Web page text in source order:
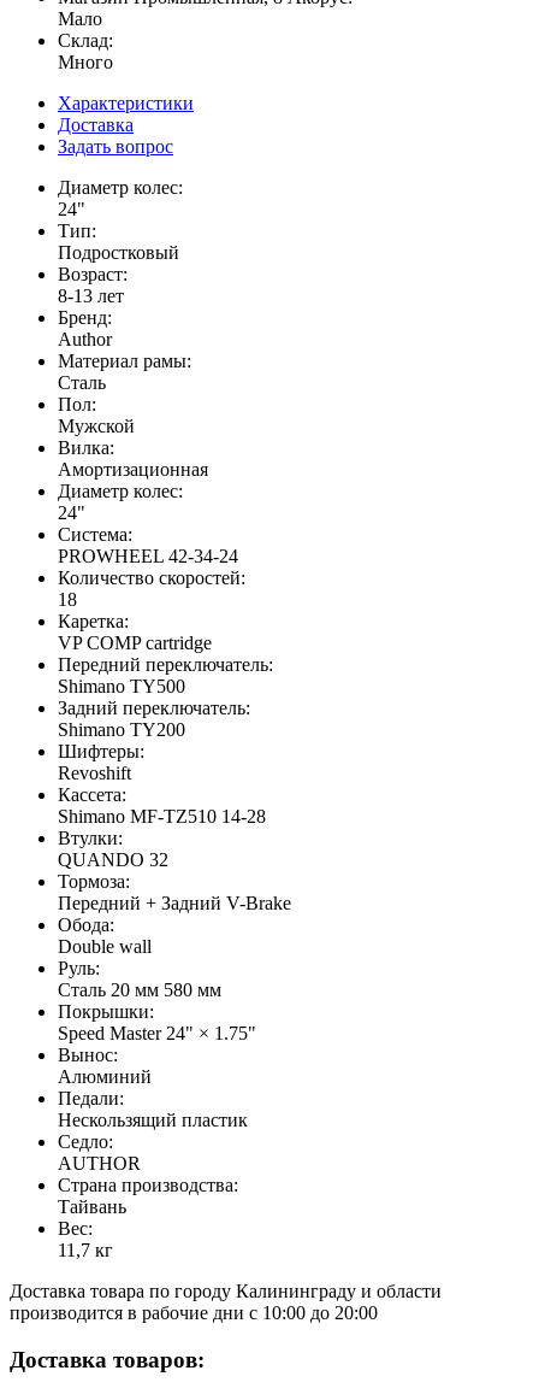
Мало
Склад:
Много
Характеристики
Доставка
Задать вопрос
Диаметр колес:
24"
Тип:
Подростковый
Возраст:
8-13 лет
Бренд:
Author
Материал рамы:
Сталь
Пол:
Мужской
Вилка:
Амортизационная
Диаметр колес:
24"
Система:
PROWHEEL 42-34-24
Количество скоростей:
18
Каретка:
VP COMP cartridge
Передний переключатель:
Shimano TY500
Задний переключатель:
Shimano TY200
Шифтеры:
Revoshift
Кассета:
Shimano MF-TZ510 14-28
Втулки:
QUANDO 32
Тормоза:
Передний + Задний V-Brake
Обода:
Double wall
Руль:
Сталь 20 мм 580 мм
Покрышки:
Speed Master 24" × 1.75"
Вынос:
Алюминий
Педали:
Нескользящий пластик
Седло:
AUTHOR
Страна производства:
Тайвань
Вес:
11,7 кг
Доставка товара по городу Калининграду и области
производится в рабочие дни с 10:00 до 20:00
Доставка товаров: